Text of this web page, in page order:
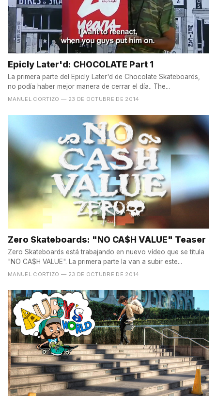
Epicly Later'd: CHOCOLATE Part 1
La primera parte del Epicly Later'd de Chocolate Skateboards,
no podía haber mejor manera de cerrar el día.. The...
MANUEL CORTIZO — 23 DE OCTUBRE DE 2014
Zero Skateboards: "NO CA$H VALUE" Teaser
Zero Skateboards está trabajando en nuevo vídeo que se titula
"NO CA$H VALUE". La primera parte la van a subir este...
MANUEL CORTIZO — 23 DE OCTUBRE DE 2014